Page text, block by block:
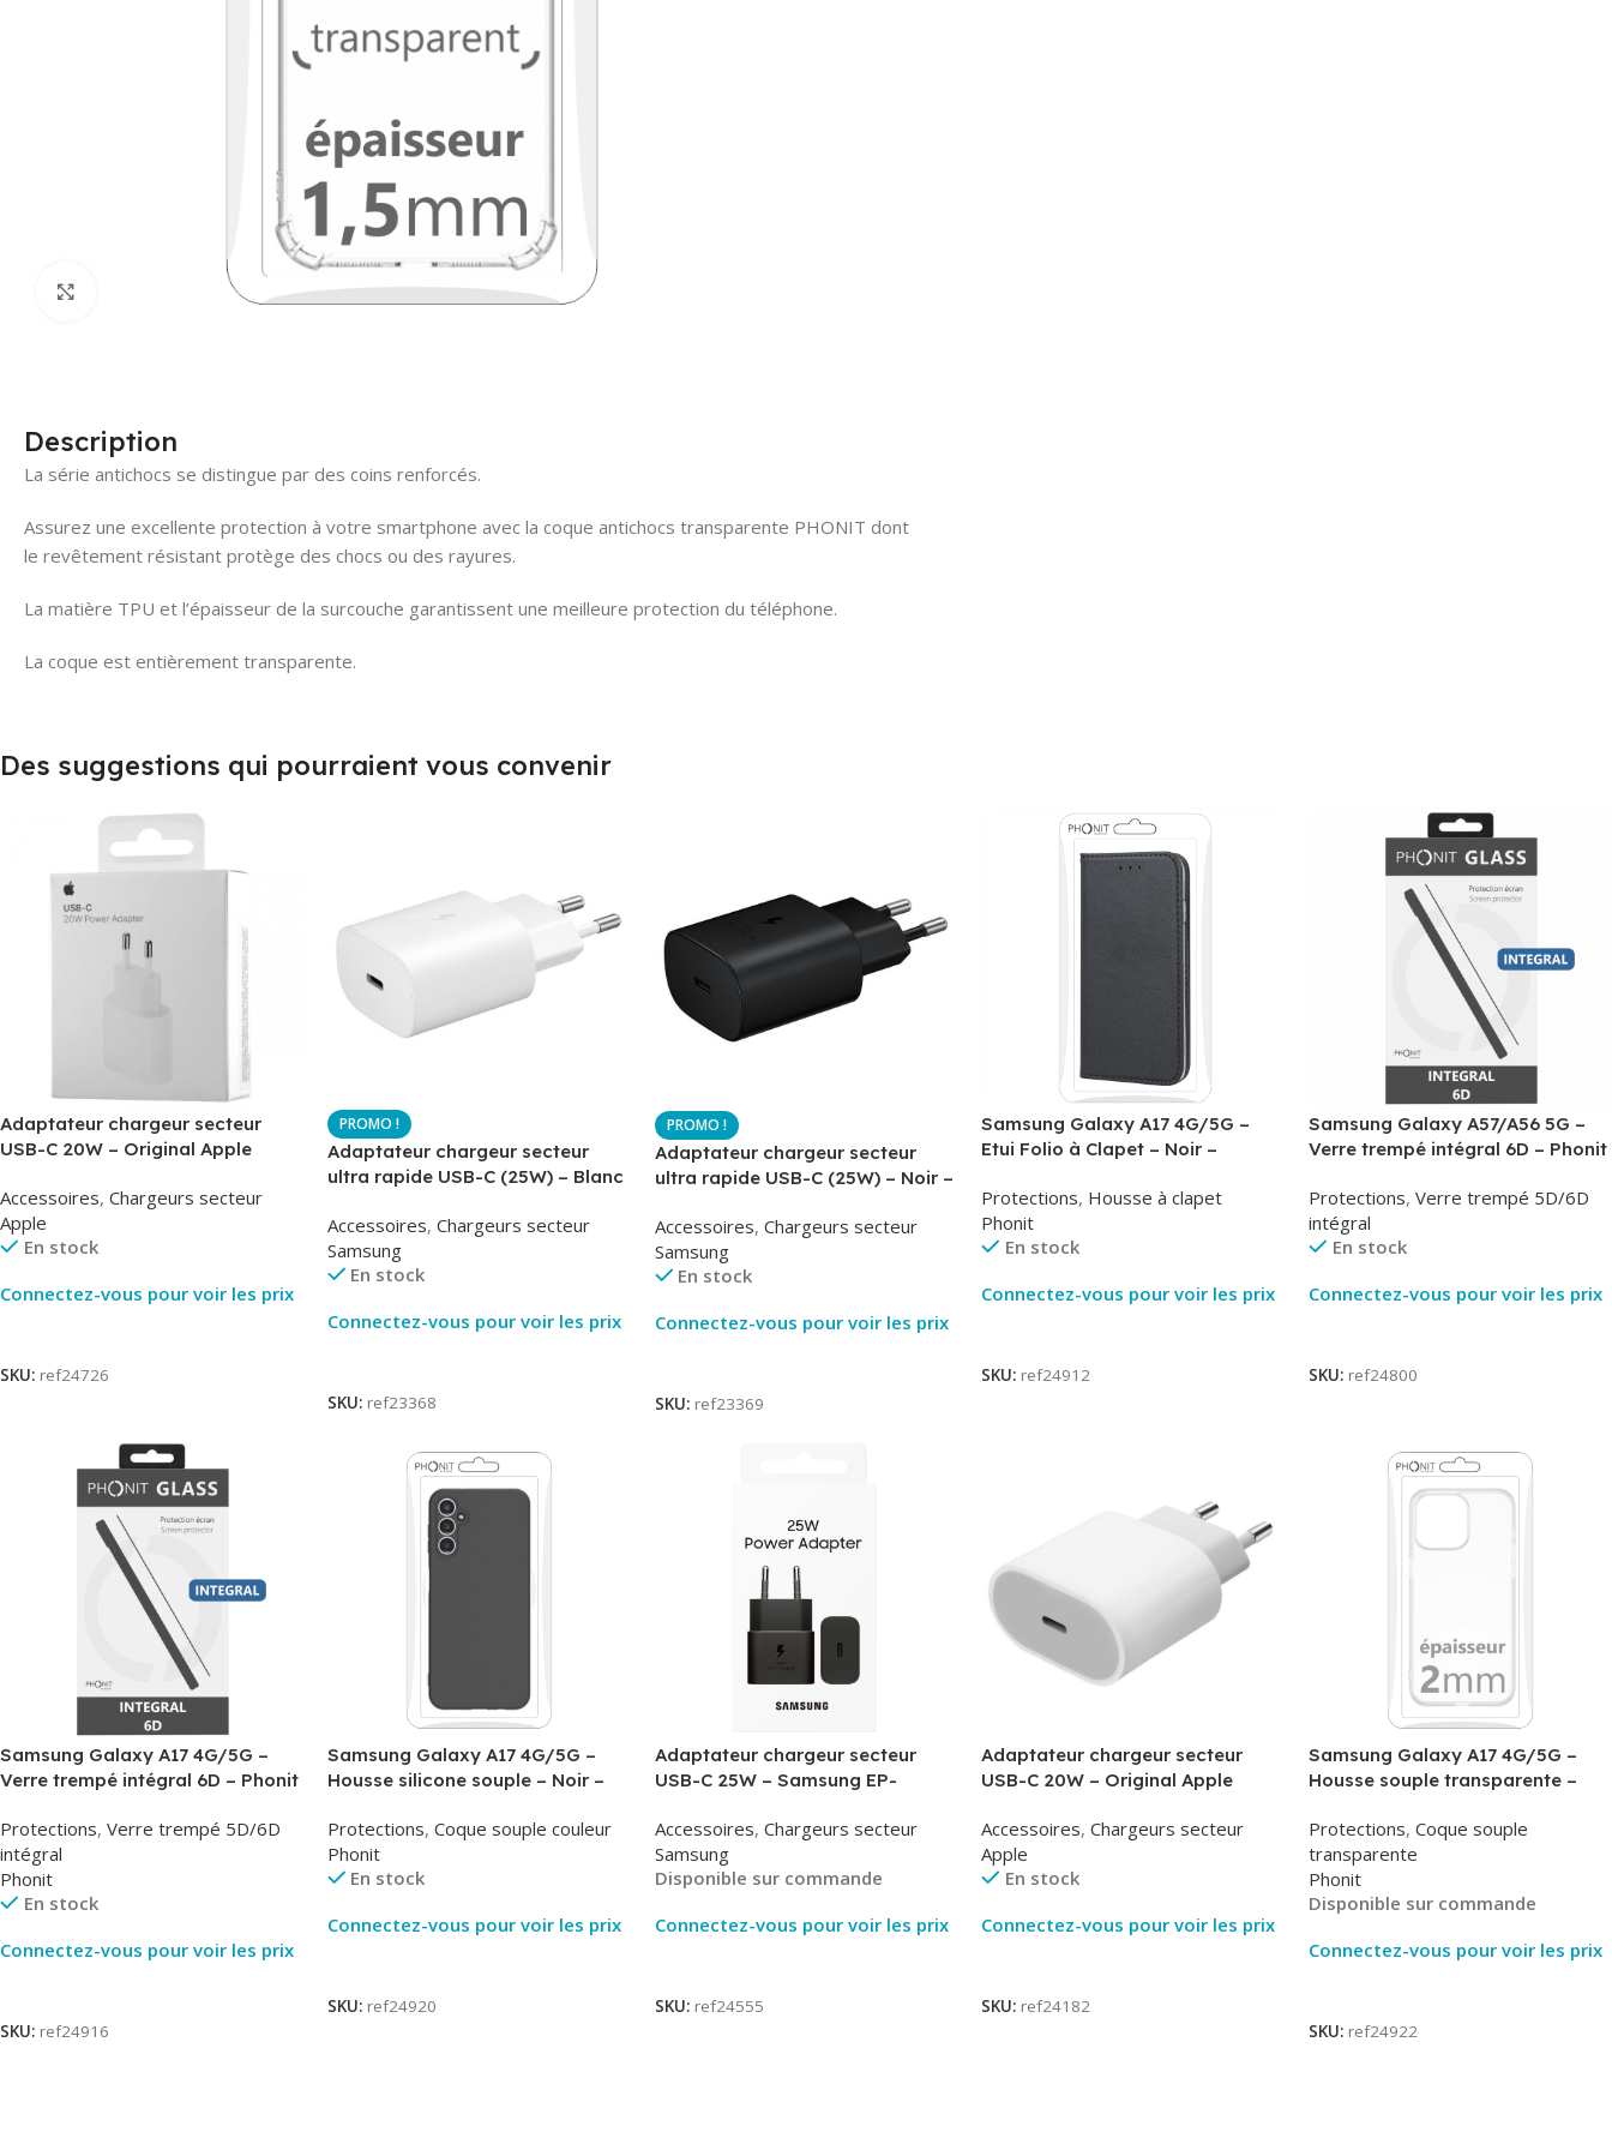
Description
La série antichocs se distingue par des coins renforcés.
Assurez une excellente protection à votre smartphone avec la coque antichocs transparente PHONIT dont
le revêtement résistant protège des chocs ou des rayures.
La matière TPU et l’épaisseur de la surcouche garantissent une meilleure protection du téléphone.
La coque est entièrement transparente.
Des suggestions qui pourraient vous convenir
Adaptateur chargeur secteur
USB-C 20W – Original Apple
Accessoires, Chargeurs secteur
Apple
En stock
Connectez-vous pour voir les prix
SKU: ref24726
Adaptateur chargeur secteur
ultra rapide USB-C (25W) – Blanc
Accessoires, Chargeurs secteur
Samsung
En stock
Connectez-vous pour voir les prix
SKU: ref23368
Adaptateur chargeur secteur
ultra rapide USB-C (25W) – Noir –
Accessoires, Chargeurs secteur
Samsung
En stock
Connectez-vous pour voir les prix
SKU: ref23369
Samsung Galaxy A17 4G/5G –
Etui Folio à Clapet – Noir –
Protections, Housse à clapet
Phonit
En stock
Connectez-vous pour voir les prix
SKU: ref24912
Samsung Galaxy A57/A56 5G –
Verre trempé intégral 6D – Phonit
Protections, Verre trempé 5D/6D
intégral
En stock
Connectez-vous pour voir les prix
SKU: ref24800
Samsung Galaxy A17 4G/5G –
Verre trempé intégral 6D – Phonit
Protections, Verre trempé 5D/6D
intégral
Phonit
En stock
Connectez-vous pour voir les prix
SKU: ref24916
Samsung Galaxy A17 4G/5G –
Housse silicone souple – Noir –
Protections, Coque souple couleur
Phonit
En stock
Connectez-vous pour voir les prix
SKU: ref24920
Adaptateur chargeur secteur
USB-C 25W – Samsung EP-
Original
Accessoires, Chargeurs secteur
Samsung
Disponible sur commande
Connectez-vous pour voir les prix
SKU: ref24555
Adaptateur chargeur secteur
USB-C 20W – Original Apple
Accessoires, Chargeurs secteur
Apple
En stock
Connectez-vous pour voir les prix
SKU: ref24182
Samsung Galaxy A17 4G/5G –
Housse souple transparente –
Protections, Coque souple
transparente
Phonit
Disponible sur commande
Connectez-vous pour voir les prix
SKU: ref24922